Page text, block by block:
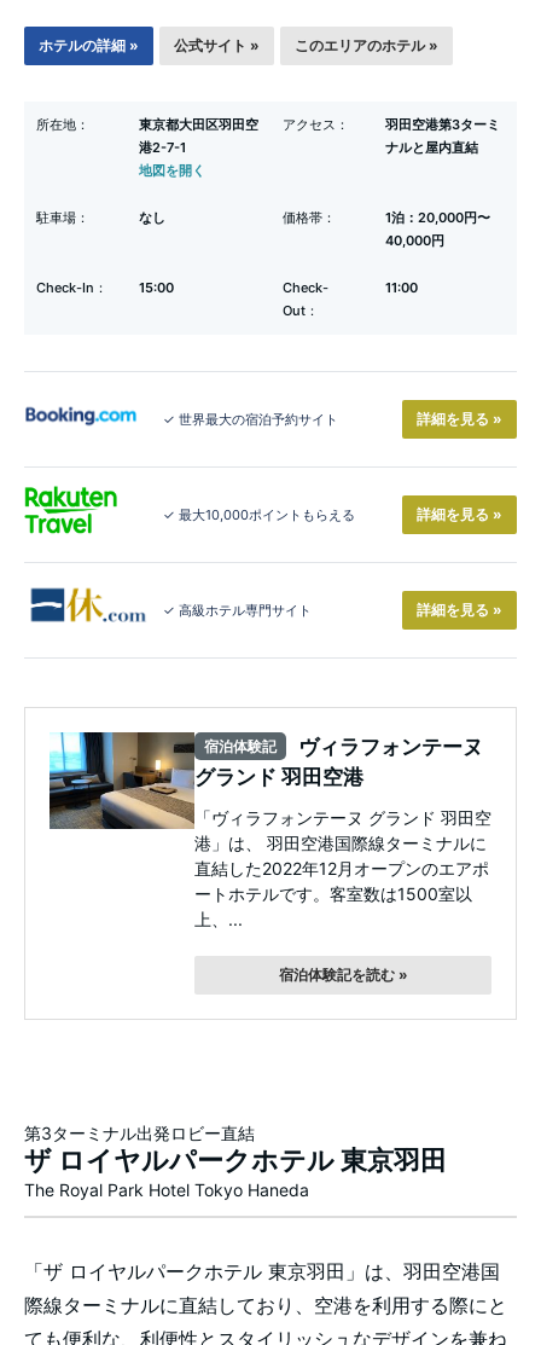
ホテルの詳細 » 公式サイト » このエリアのホテル »
所在地：
東京都大田区羽田空
港2-7-1
地図を開く
アクセス：
羽田空港第3ターミ
ナルと屋内直結
駐車場： なし 価格帯：
1泊：20,000円〜
40,000円
Check-In： 15:00
Check-
Out：
11:00
✓ 世界最大の宿泊予約サイト 詳細を見る »
✓ 最大10,000ポイントもらえる 詳細を見る »
✓ 高級ホテル専門サイト 詳細を見る »
宿泊体験記
ヴィラフォンテーヌ
グランド 羽田空港
「ヴィラフォンテーヌ グランド 羽田空
港」は、 羽田空港国際線ターミナルに
直結した2022年12月オープンのエアポ
ートホテルです。客室数は1500室以
上、...
宿泊体験記を読む »
第3ターミナル出発ロビー直結
ザ ロイヤルパークホテル 東京羽田
The Royal Park Hotel Tokyo Haneda
「ザ ロイヤルパークホテル 東京羽田」は、羽田空港国
際線ターミナルに直結しており、空港を利用する際にと
ても便利な、利便性とスタイリッシュなデザインを兼ね